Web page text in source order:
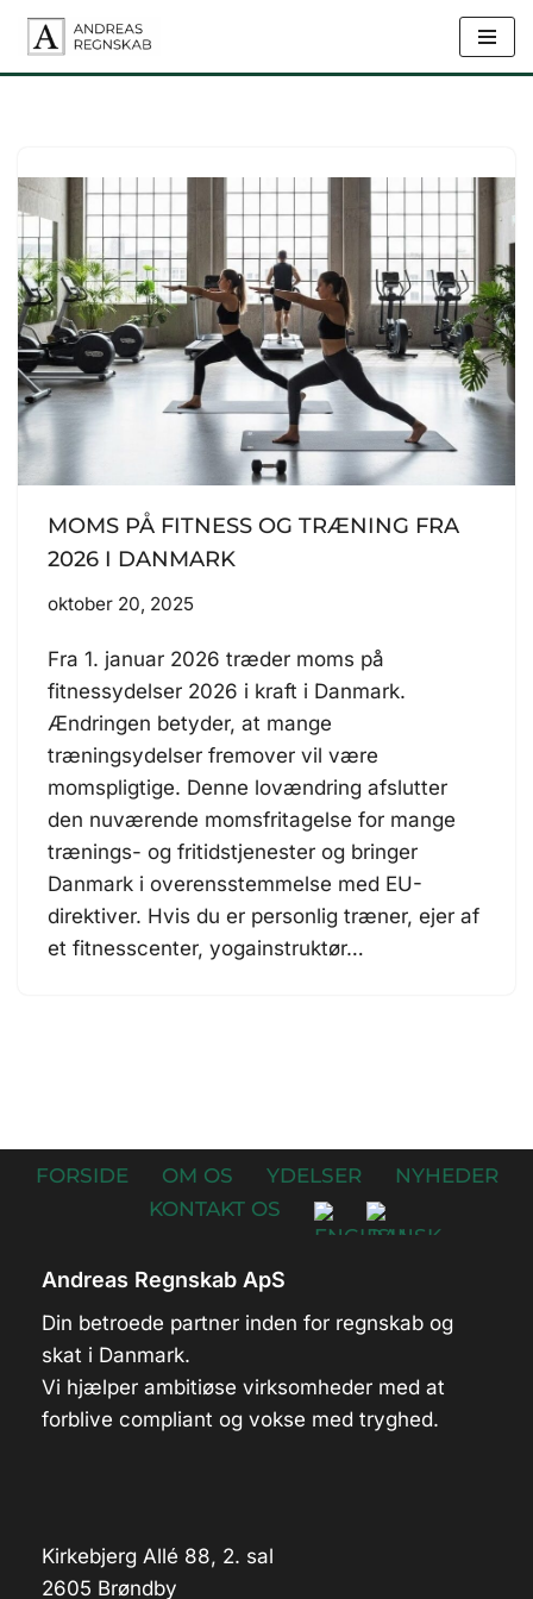
MOMS PÅ FITNESS OG TRÆNING FRA
2026 I DANMARK
oktober 20, 2025
Fra 1. januar 2026 træder moms på
fitnessydelser 2026 i kraft i Danmark.
Ændringen betyder, at mange
træningsydelser fremover vil være
momspligtige. Denne lovændring afslutter
den nuværende momsfritagelse for mange
trænings- og fritidstjenester og bringer
Danmark i overensstemmelse med EU-
direktiver. Hvis du er personlig træner, ejer af
et fitnesscenter, yogainstruktør…
FORSIDE OM OS YDELSER
NYHEDER
KONTAKT OS
Andreas Regnskab ApS
Din betroede partner inden for regnskab og
skat i Danmark.
Vi hjælper ambitiøse virksomheder med at
forblive compliant og vokse med tryghed.
Kirkebjerg Allé 88, 2. sal
2605 Brøndby